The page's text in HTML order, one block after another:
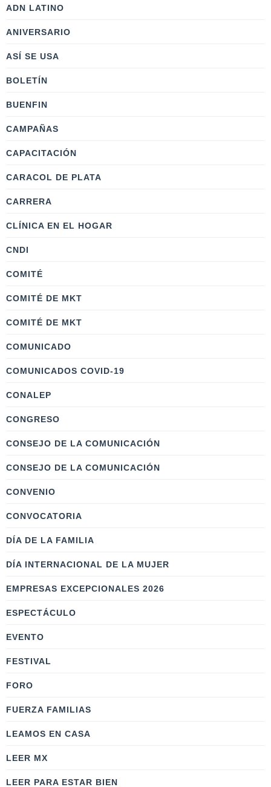
ADN LATINO
ANIVERSARIO
ASÍ SE USA
BOLETÍN
BUENFIN
CAMPAÑAS
CAPACITACIÓN
CARACOL DE PLATA
CARRERA
CLÍNICA EN EL HOGAR
CNDI
COMITÉ
COMITÉ DE MKT
COMITÉ DE MKT
COMUNICADO
COMUNICADOS COVID-19
CONALEP
CONGRESO
CONSEJO DE LA COMUNICACIÓN
CONSEJO DE LA COMUNICACIÓN
CONVENIO
CONVOCATORIA
DÍA DE LA FAMILIA
DÍA INTERNACIONAL DE LA MUJER
EMPRESAS EXCEPCIONALES 2026
ESPECTÁCULO
EVENTO
FESTIVAL
FORO
FUERZA FAMILIAS
LEAMOS EN CASA
LEER MX
LEER PARA ESTAR BIEN